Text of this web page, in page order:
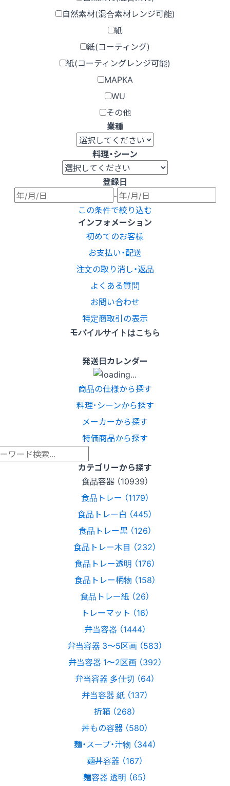
自然素材(混合素材レンジ可能)
紙
紙(コーティング)
紙(コーティングレンジ可能)
MAPKA
WU
その他
業種
料理・シーン
登録日
-
この条件で絞り込む
インフォメーション
初めてのお客様
お支払い・配送
注文の取り消し・返品
よくある質問
お問い合わせ
特定商取引の表示
モバイルサイトはこちら
発送日カレンダー
商品の仕様から探す
料理･シーンから探す
メーカーから探す
特価商品から探す
カテゴリーから探す
食品容器 （10939）
食品トレー （1179）
食品トレー白 （445）
食品トレー黒 （126）
食品トレー木目 （232）
食品トレー透明 （176）
食品トレー柄物 （158）
食品トレー紙 （26）
トレーマット （16）
弁当容器 （1444）
弁当容器 3〜5区画 （583）
弁当容器 1〜2区画 （392）
弁当容器 多仕切 （64）
弁当容器 紙 （137）
折箱 （268）
丼もの容器 （580）
麺・スープ・汁物 （344）
麺丼容器 （167）
麺容器 透明 （65）